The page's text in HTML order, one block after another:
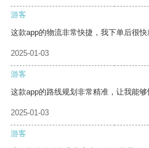
游客
这款app的物流非常快捷，我下单后很快
2025-01-03
游客
这款app的路线规划非常精准，让我能够
2025-01-03
游客